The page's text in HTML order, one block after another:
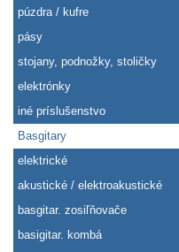
púzdra / kufre
pásy
stojany, podnožky, stoličky
elektrónky
iné príslušenstvo
Basgitary
elektrické
akustické / elektroakustické
basgitar. zosiľňovače
basigitar. kombá